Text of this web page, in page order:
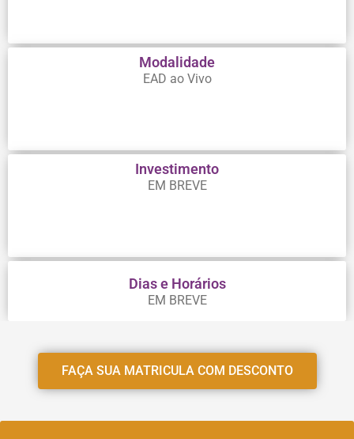
Modalidade
EAD ao Vivo
Investimento
EM BREVE
Dias e Horários
EM BREVE
FAÇA SUA MATRICULA COM DESCONTO